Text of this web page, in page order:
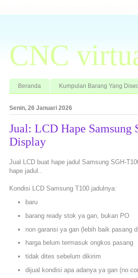
CNC
Beranda Kumpulan Barang Yang
Senin, 26 Januari 2026
Jual: LCD Hape
Display
Jual LCD buat hape jadul Samsung SGH-
hape jadul..
Kondisi LCD Samsung T100 jadulnya:
baru
barang ready stok ya gan, bukan PO
non garansi ya gan (lebih baik pasang
harga belum termasuk ongkos pasang
tidak dites sebelum dikirim
dijual kondisi apa adanya ya gan (no